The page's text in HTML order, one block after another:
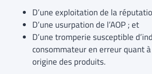
D’une exploitation de la
D’une usurpation de l’AOP ; et
D’une tromperie susceptible
consommateur en erreur quant
origine des produits.